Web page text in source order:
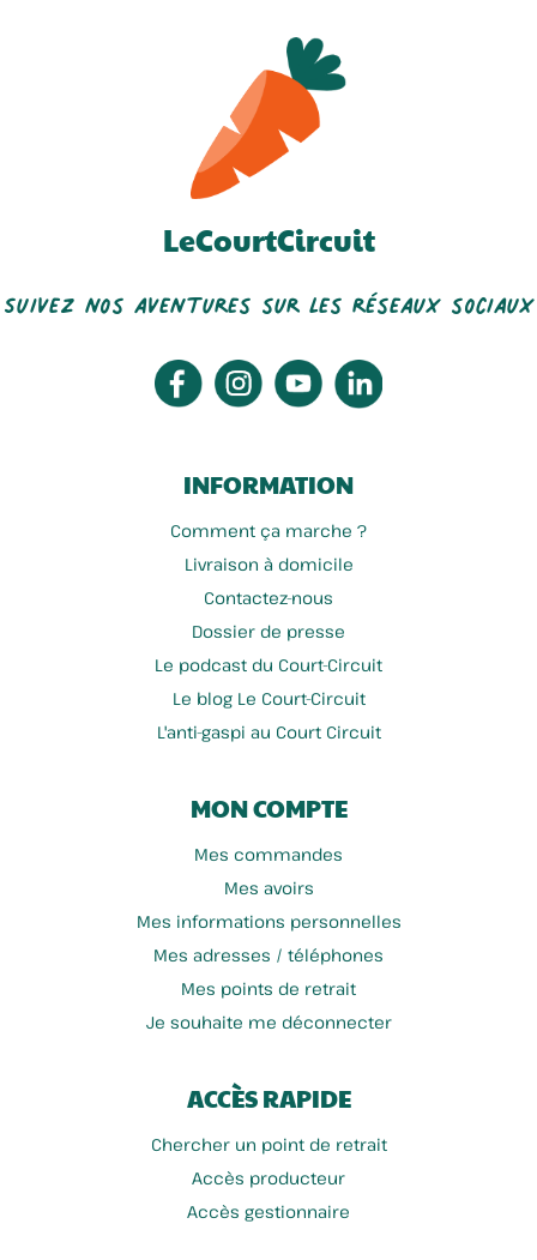
LeCourtCircuit
Suivez nos aventures sur les réseaux sociaux
INFORMATION
Comment ça marche ?
Livraison à domicile
Contactez-nous
Dossier de presse
Le podcast du Court-Circuit
Le blog Le Court-Circuit
L'anti-gaspi au Court Circuit
MON COMPTE
Mes commandes
Mes avoirs
Mes informations personnelles
Mes adresses / téléphones
Mes points de retrait
Je souhaite me déconnecter
ACCÈS RAPIDE
Chercher un point de retrait
Accès producteur
Accès gestionnaire